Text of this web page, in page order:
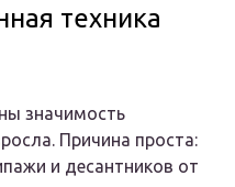
техника
значимость
Причина проста:
и десантников от